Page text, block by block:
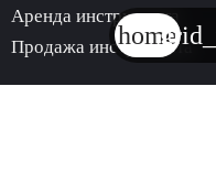
Аренда инструмента
Продажа инструмента
home